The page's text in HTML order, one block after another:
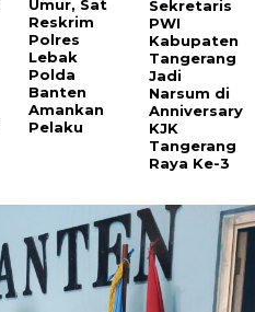
Umur, Sat
Reskrim
Polres
Lebak
Polda
Banten
Amankan
Pelaku
Sekretaris
PWI
Kabupaten
Tangerang
Jadi
Narsum di
Anniversary
KJK
Tangerang
Raya Ke-3